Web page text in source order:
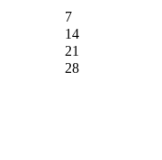
7
14
21
28